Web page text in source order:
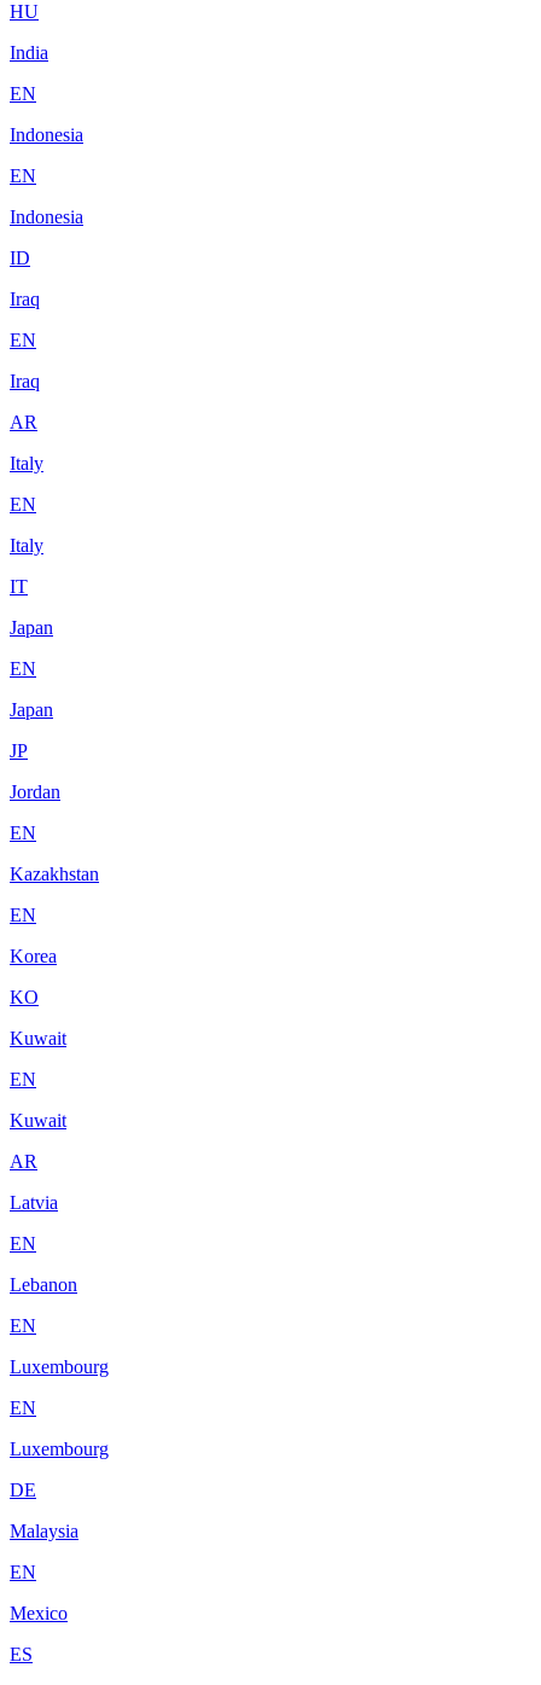
HU
India
EN
Indonesia
EN
Indonesia
ID
Iraq
EN
Iraq
AR
Italy
EN
Italy
IT
Japan
EN
Japan
JP
Jordan
EN
Kazakhstan
EN
Korea
KO
Kuwait
EN
Kuwait
AR
Latvia
EN
Lebanon
EN
Luxembourg
EN
Luxembourg
DE
Malaysia
EN
Mexico
ES